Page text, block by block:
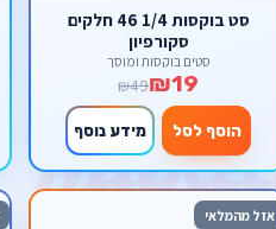
סט בוקסות 1/4 46 חלקים
סקורפיון
סטים בוקסות ומוסך
₪19
₪49
הוסף לסל מידע נוסף
אזל מהמלאי